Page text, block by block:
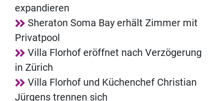
expandieren
Sheraton Soma Bay erhält Zimmer mit
Privatpool
Villa Florhof eröffnet nach Verzögerung
in Zürich
Villa Florhof und Küchenchef Christian
Jürgens trennen sich